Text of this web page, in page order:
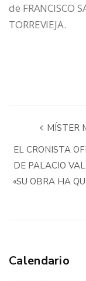
de FRANCISCO
TORREVIEJA.
MÍSTER
EL CRONISTA
DE PALACIO
«SU OBRA HA
Calendario